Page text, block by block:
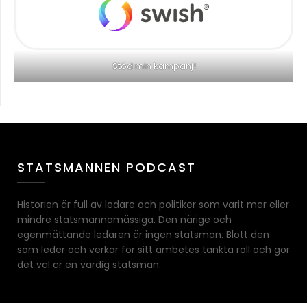
Stöd min kampanj!
STATSMANNEN PODCAST
Historien är full av ledare och politiker som varit mer eller
mindre statsmannamässiga. Den närige och
egenmättande ledaren är ingen statsman. Blott den
som leder och verkar för sitt ämbetes tänkta roll och gör
det väl är en värdig statsman.